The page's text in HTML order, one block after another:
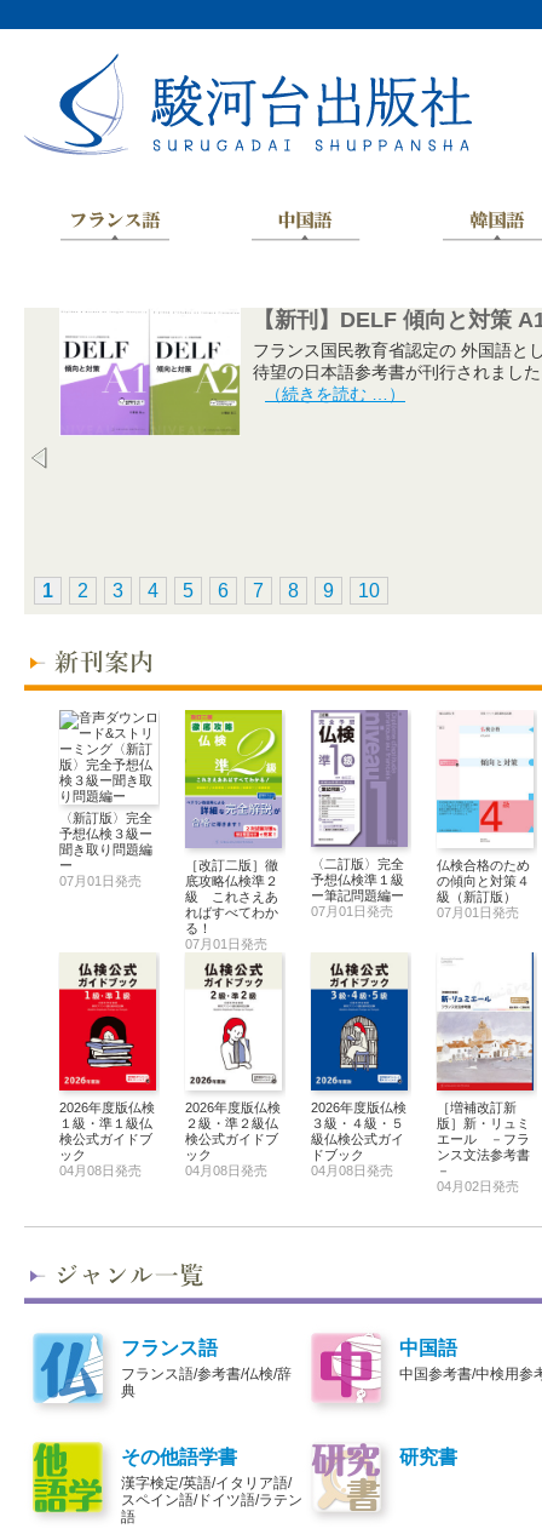
【新刊】DELF 傾向と対策
フランス国民教育省認定の 外国語と
待望の日本語参考書が刊行されまし
（続きを読む …）
1 2 3 4 5 6 7 8 9 10
〈新訂版〉完全
予想仏検３級ー
聞き取り問題編
ー
07月01日発売
［改訂二版］徹
底攻略仏検準２
級 これさえあ
ればすべてわか
る！
07月01日発売
〈二訂版〉完全
予想仏検準１級
ー筆記問題編ー
07月01日発売
仏検合格のため
の傾向と対策４
級（新訂版）
07月01日発売
2026年度版仏検
１級・準１級仏
検公式ガイドブ
ック
04月08日発売
2026年度版仏検
２級・準２級仏
検公式ガイドブ
ック
04月08日発売
2026年度版仏検
３級・４級・５
級仏検公式ガイ
ドブック
04月08日発売
［増補改訂新
版］新・リュミ
エール －フラ
ンス文法参考書
－
04月02日発売
フランス語
フランス語/参考書/仏検/辞
典
中国語
中国参考書/中検用参
その他語学書
漢字検定/英語/イタリア語/
スペイン語/ドイツ語/ラテン
語
研究書